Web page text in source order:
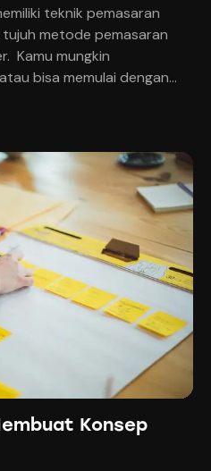
teknik pemasaran
metode pemasaran
Kamu mungkin
bisa memulai dengan…
Konsep